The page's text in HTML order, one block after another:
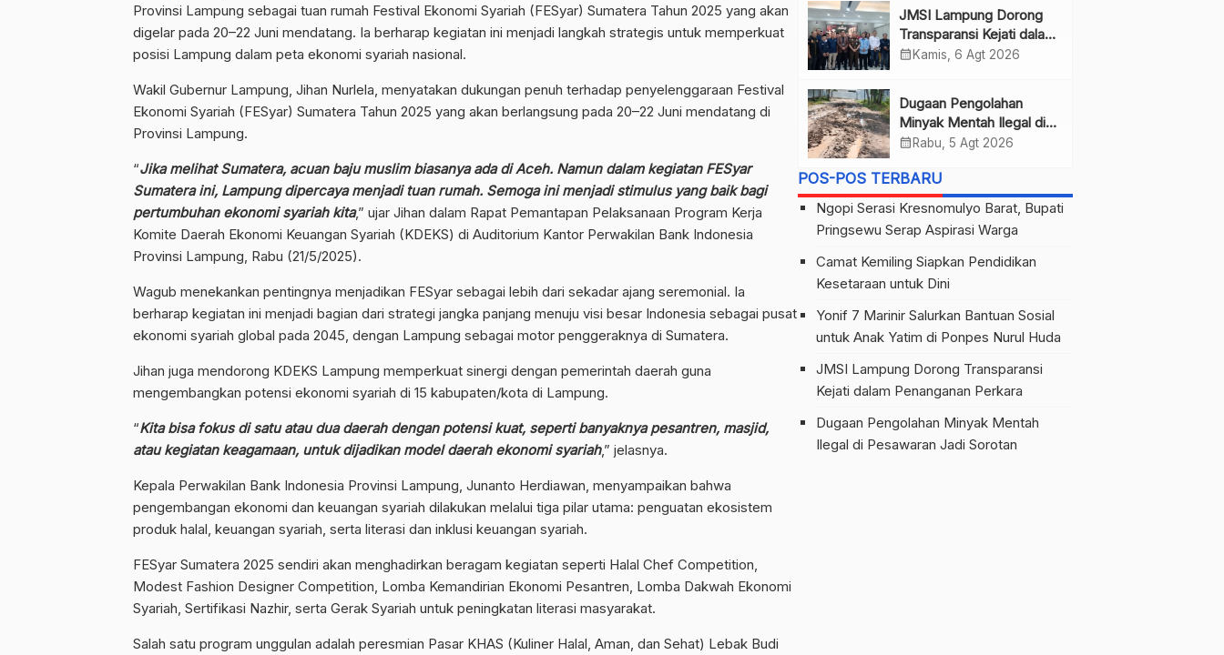
Provinsi Lampung sebagai tuan rumah Festival Ekonomi Syariah (FESyar) Sumatera Tahun 2025 yang akan
digelar pada 20–22 Juni mendatang. Ia berharap kegiatan ini menjadi langkah strategis untuk memperkuat
posisi Lampung dalam peta ekonomi syariah nasional.
Wakil Gubernur Lampung, Jihan Nurlela, menyatakan dukungan penuh terhadap penyelenggaraan Festival
Ekonomi Syariah (FESyar) Sumatera Tahun 2025 yang akan berlangsung pada 20–22 Juni mendatang di
Provinsi Lampung.
“Jika melihat Sumatera, acuan baju muslim biasanya ada di Aceh. Namun dalam kegiatan FESyar
Sumatera ini, Lampung dipercaya menjadi tuan rumah. Semoga ini menjadi stimulus yang baik bagi
pertumbuhan ekonomi syariah kita,” ujar Jihan dalam Rapat Pemantapan Pelaksanaan Program Kerja
Komite Daerah Ekonomi Keuangan Syariah (KDEKS) di Auditorium Kantor Perwakilan Bank Indonesia
Provinsi Lampung, Rabu (21/5/2025).
Wagub menekankan pentingnya menjadikan FESyar sebagai lebih dari sekadar ajang seremonial. Ia
berharap kegiatan ini menjadi bagian dari strategi jangka panjang menuju visi besar Indonesia sebagai pusat
ekonomi syariah global pada 2045, dengan Lampung sebagai motor penggeraknya di Sumatera.
Jihan juga mendorong KDEKS Lampung memperkuat sinergi dengan pemerintah daerah guna
mengembangkan potensi ekonomi syariah di 15 kabupaten/kota di Lampung.
“Kita bisa fokus di satu atau dua daerah dengan potensi kuat, seperti banyaknya pesantren, masjid,
atau kegiatan keagamaan, untuk dijadikan model daerah ekonomi syariah,” jelasnya.
Kepala Perwakilan Bank Indonesia Provinsi Lampung, Junanto Herdiawan, menyampaikan bahwa
pengembangan ekonomi dan keuangan syariah dilakukan melalui tiga pilar utama: penguatan ekosistem
produk halal, keuangan syariah, serta literasi dan inklusi keuangan syariah.
FESyar Sumatera 2025 sendiri akan menghadirkan beragam kegiatan seperti Halal Chef Competition,
Modest Fashion Designer Competition, Lomba Kemandirian Ekonomi Pesantren, Lomba Dakwah Ekonomi
Syariah, Sertifikasi Nazhir, serta Gerak Syariah untuk peningkatan literasi masyarakat.
Salah satu program unggulan adalah peresmian Pasar KHAS (Kuliner Halal, Aman, dan Sehat) Lebak Budi
JMSI Lampung Dorong
Transparansi Kejati dalam
Penanganan Perkara
calendar_month Kamis, 6 Agt 2026
Dugaan Pengolahan
Minyak Mentah Ilegal di
Pesawaran Jadi Sorotan
calendar_month Rabu, 5 Agt 2026
POS-POS TERBARU
Ngopi Serasi Kresnomulyo Barat, Bupati
Pringsewu Serap Aspirasi Warga
Camat Kemiling Siapkan Pendidikan
Kesetaraan untuk Dini
Yonif 7 Marinir Salurkan Bantuan Sosial
untuk Anak Yatim di Ponpes Nurul Huda
JMSI Lampung Dorong Transparansi
Kejati dalam Penanganan Perkara
Dugaan Pengolahan Minyak Mentah
Ilegal di Pesawaran Jadi Sorotan